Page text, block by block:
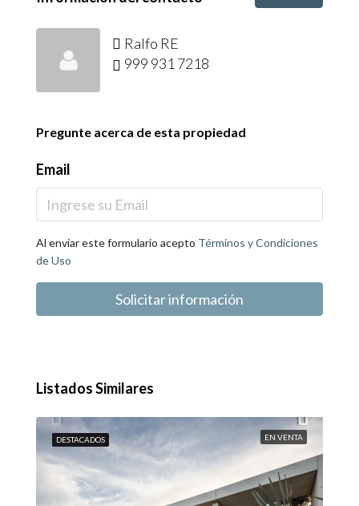
Ralfo RE
999 931 7218
Pregunte acerca de esta propiedad
Email
Al enviar este formulario acepto Términos y Condiciones
de Uso
Solicitar información
Listados Similares
DESTACADOS EN VENTA